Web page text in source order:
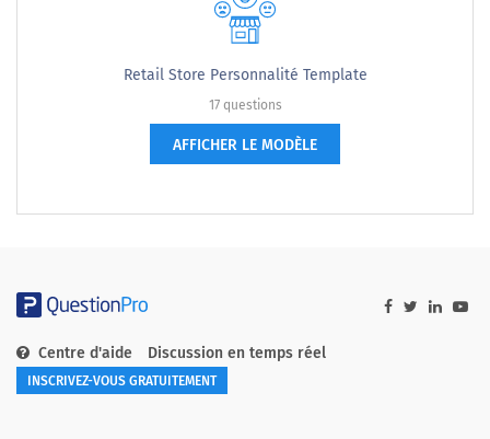
Retail Store Personnalité Template
17 questions
AFFICHER LE MODÈLE
Centre d'aide Discussion en temps réel
INSCRIVEZ-VOUS GRATUITEMENT